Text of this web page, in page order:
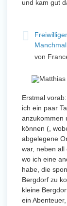
und kam gut
von
Erstmal
ich ein paar
anzukommen
können (,
abgelegene
war, neben all
wo ich eine
habe, die
Bergdorf zu
kleine
ein